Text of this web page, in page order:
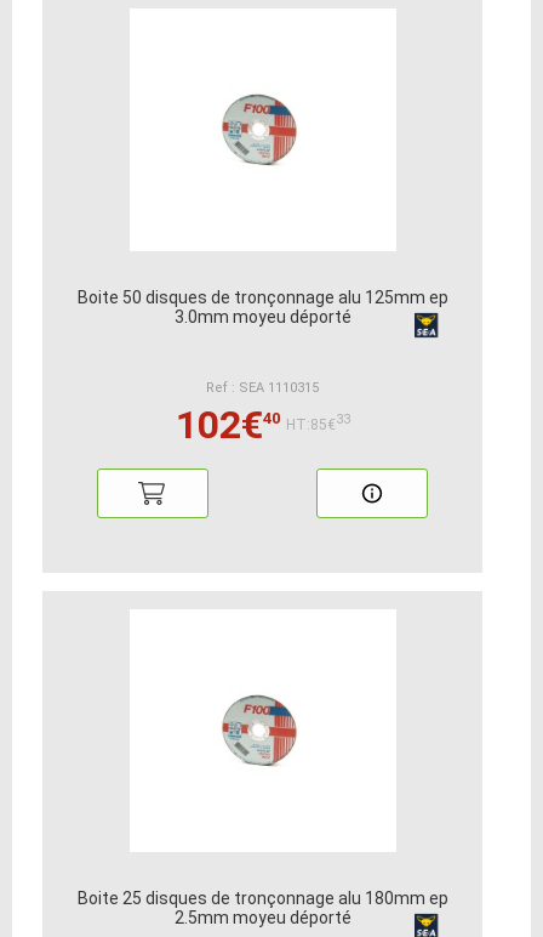
Boite 50 disques de tronçonnage alu 125mm ep
3.0mm moyeu déporté
Ref : SEA 1110315
102€40 HT:85€33
Boite 25 disques de tronçonnage alu 180mm ep
2.5mm moyeu déporté